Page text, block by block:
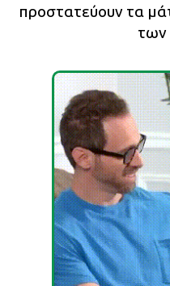
προστατεύουν τα
των